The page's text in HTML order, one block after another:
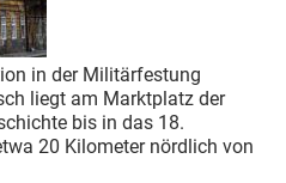
in der Militärfestung
liegt am Marktplatz der
bis in das 18.
20 Kilometer nördlich von